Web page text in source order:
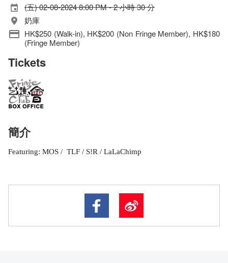
(五) 02-08-2024 8:00 PM - 2 小時 30 分
奶庫
HK$250 (Walk-in), HK$200 (Non Fringe Member), HK$180
(Fringe Member)
Tickets
簡介
Featuring: MOS / TLF / S!R / LaLaChimp